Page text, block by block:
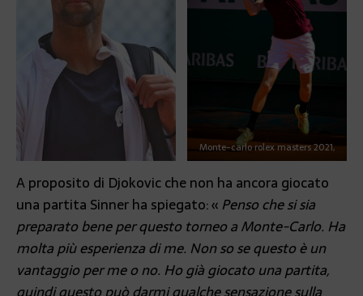
Monte-carlo rolex masters 2021,
A proposito di Djokovic che non ha ancora giocato
una partita Sinner ha spiegato: « Penso che si sia
preparato bene per questo torneo a Monte-Carlo. Ha
molta più esperienza di me. Non so se questo è un
vantaggio per me o no. Ho già giocato una partita,